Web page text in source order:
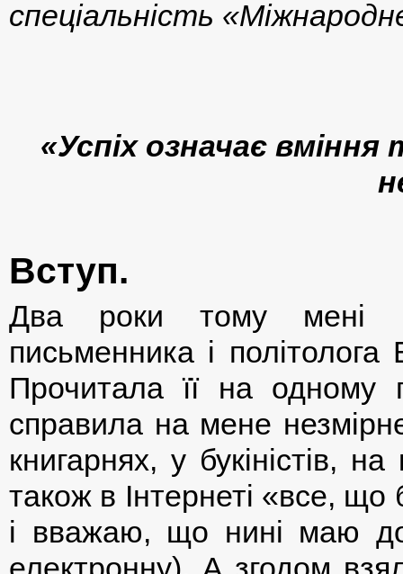
спеціальність
«Успіх означає
Вступ.
Два роки тому мені
письменника і
Прочитала її на одному
справила на мене
книгарнях, у букіністів,
також в Інтернеті «все,
і вважаю, що нині маю